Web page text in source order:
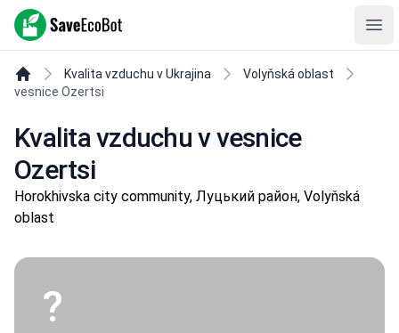
SaveEcoBot
Kvalita vzduchu v Ukrajina
Volyňská oblast
vesnice Ozertsi
Kvalita vzduchu v vesnice
Ozertsi
Horokhivska city community, Луцький район, Volyňská
oblast
?